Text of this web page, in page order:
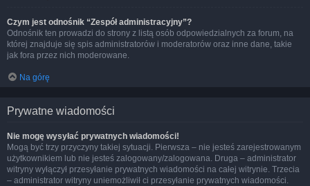
Czym jest odnośnik “Zespół administracyjny”?
Odnośnik ten prowadzi do strony z listą osób odpowiedzialnych za forum, na
której znajduje się spis administratorów i moderatorów oraz inne dane, takie
jak fora przez nich moderowane.
Na górę
Prywatne wiadomości
Nie mogę wysyłać prywatnych wiadomości!
Mogą być trzy przyczyny takiej sytuacji. Pierwsza – nie jesteś zarejestrowanym
użytkownikiem lub nie jesteś zalogowany/zalogowana. Druga – administrator
witryny wyłączył przesyłanie prywatnych wiadomości na całej witrynie. Trzecia
– administrator witryny uniemożliwił ci przesyłanie prywatnych wiadomości.